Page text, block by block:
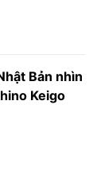
Bản nhìn
Keigo